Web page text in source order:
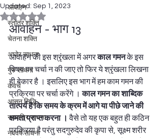
आवाहन
स्तोत्र शक्ति
चेतना शक्ति
अघोर साधना
गुरु साधना
कवच
आसन सिद्धि
नवरात्रि साधना
नववर्ष साधना
Updated: Sep 1, 2023
Rated NaN out of 5 stars.
आवाहन - भाग 13
आवाहन की इस श्रृंखला में अगर काल गमन के इस
विषय पर चर्चा न की जाए तो फिर ये श्रृंखला लिखना
ही बेकार है । इसलिए इस भाग में हम काम गमन की
प्रक्रिया पर चर्चा करेंगे । काल गमन का शाब्दिक
तात्पर्य है कि समय के क्रम में आगे या पीछे जाने की
क्षमता प्राप्त करना । वैसे तो यह एक बहुत ही कठिन
प्रक्रिया है परंतु सदगुरुदेव की कृपा से, सूक्ष्म शरीर